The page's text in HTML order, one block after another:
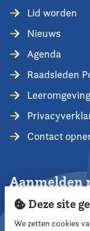
Lid worden
Nieuws
Agenda
Raadsleden
Leeromgeving
Contact
Aanmelden
Deze site
We zetten cookies